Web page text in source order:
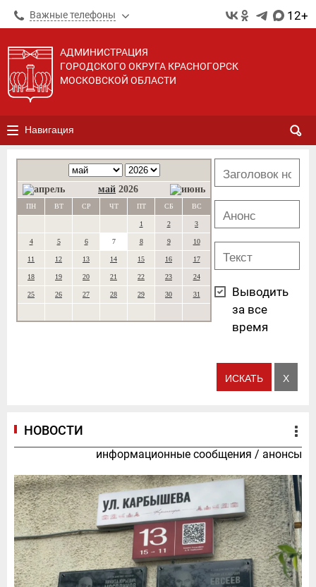
Важные телефоны 12+
АДМИНИСТРАЦИЯ
ГОРОДСКОГО ОКРУГА КРАСНОГОРСК
МОСКОВСКОЙ ОБЛАСТИ
Навигация
май 2026
ПН ВТ СР ЧТ ПТ СБ ВС
1 2 3
4 5 6 7 8 9 10
11 12 13 14 15 16 17
18 19 20 21 22 23 24
25 26 27 28 29 30 31
Выводить
за все
время
НОВОСТИ
информационные сообщения / анонсы